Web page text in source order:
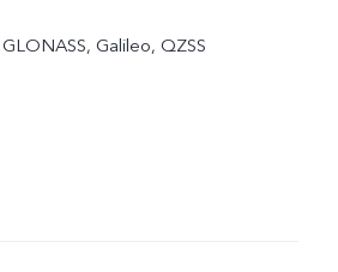
Galileo, QZSS